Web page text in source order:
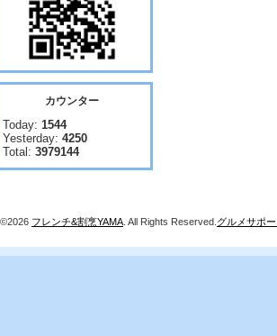
カウンター
Today: 1544
Yesterday: 4250
Total: 3979144
©2026 フレンチ&割烹YAMA . All Rights Reserved. グルメサポ